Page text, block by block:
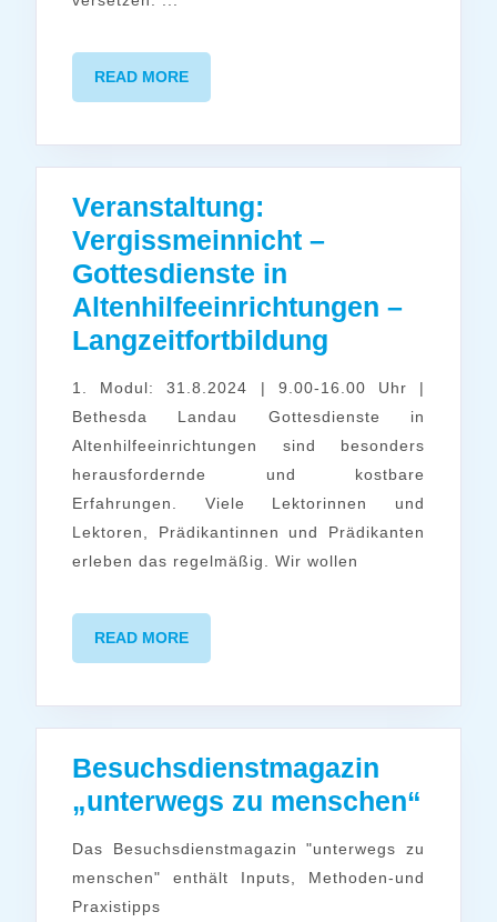
READ MOREREAD
MORE
Veranstaltung:
Vergissmeinnicht –
Gottesdienste in
Altenhilfeeinrichtungen –
Langzeitfortbildung
–
–
1. Modul: 31.8.2024 | 9.00-16.00 Uhr |
Bethesda Landau Gottesdienste in
Altenhilfeeinrichtungen sind besonders
herausfordernde und kostbare
Erfahrungen. Viele Lektorinnen und
Lektoren, Prädikantinnen und Prädikanten
erleben das regelmäßig. Wir wollen
READ MOREREAD
MORE
Besuchsdienstmagazin
„unterwegs zu menschen“
zu
Das Besuchsdienstmagazin "unterwegs zu
menschen" enthält Inputs, Methoden-und
Praxistipps